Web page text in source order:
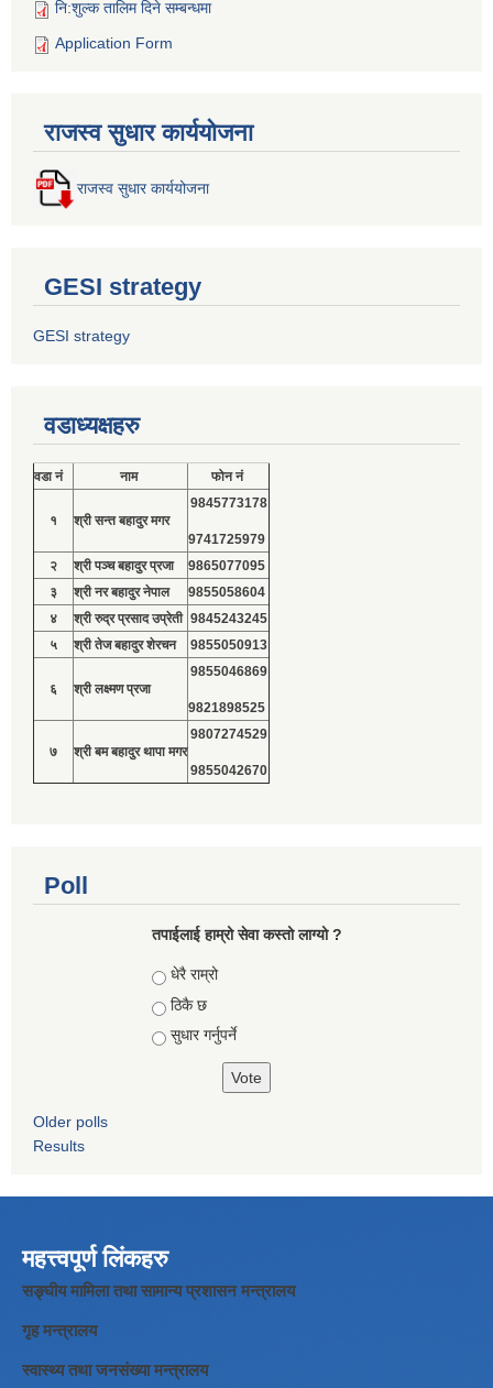
नि:शुल्क तालिम दिने सम्बन्धमा
Application Form
राजस्व सुधार कार्ययोजना
राजस्व सुधार कार्ययोजना
GESI strategy
GESI strategy
वडाध्यक्षहरु
वडा नं नाम फोन नं
१ श्री सन्त बहादुर मगर
9845773178
9741725979
२
श्री पञ्च बहादुर प्रजा
9865077095
३
श्री नर बहादुर नेपाल
9855058604
४
श्री रुद्र प्रसाद उप्रेती 9845243245
५
श्री तेज बहादुर शेरचन 9855050913
६ श्री लक्ष्मण प्रजा
9855046869
9821898525
७ श्री बम बहादुर थापा मगर
9807274529
9855042670
Poll
तपाईलाई हाम्रो सेवा कस्तो लाग्यो ?
Choices
धेरै राम्रो
ठिकै छ
सुधार गर्नुपर्ने
Older polls
Results
महत्त्वपूर्ण लिंकहरु
सङ्घीय मामिला तथा सामान्य प्रशासन मन्त्रालय
गृह मन्त्रालय
स्वास्थ्य तथा जनसंख्या मन्त्रालय